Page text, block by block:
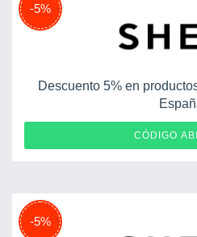
-5%
Descuento 5% en
CÓDIGO
-5%